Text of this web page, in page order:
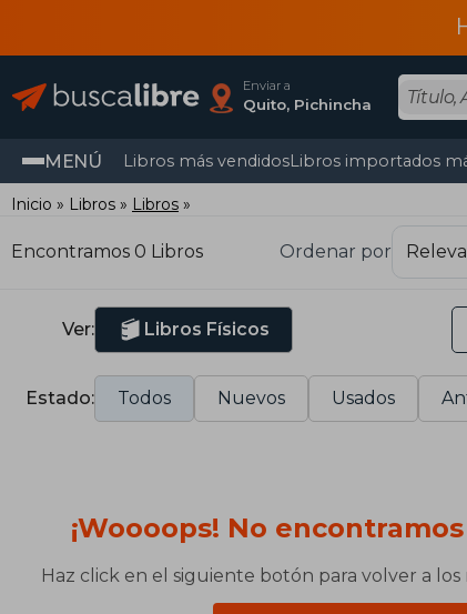
Enviar a
Quito, Pichincha
MENÚ Libros más vendidosLibros importados
Inicio Libros Libros
Encontramos 0 Libros Ordenar por
Ver: Libros Físicos
Estado: Todos Nuevos Usados
¡Woooops! No
Haz click en el siguiente botón para volver a